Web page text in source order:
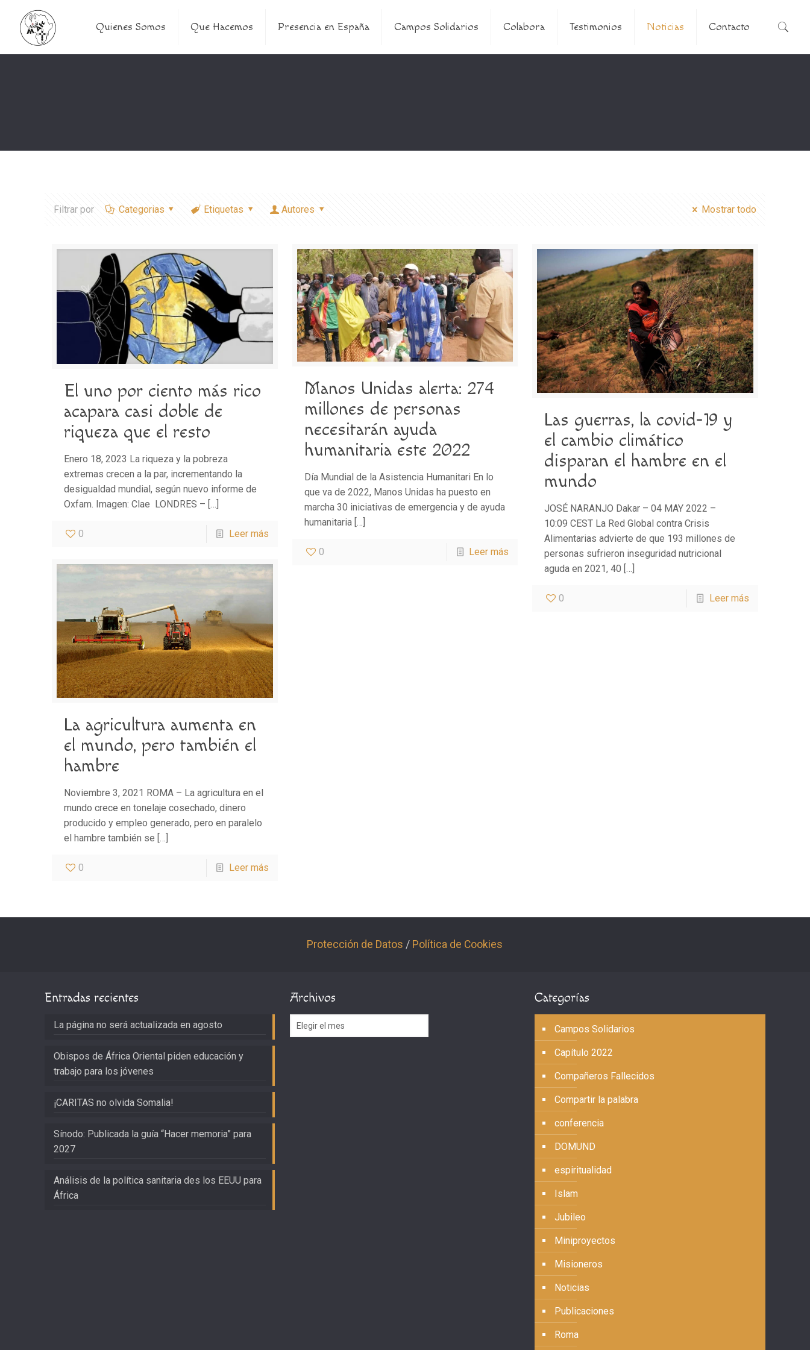
Quienes Somos Que Hacemos Presencia en España Campos Solidarios Colabora Testimonios Noticias Contacto
Filtrar por Categorias Etiquetas Autores Mostrar todo
El uno por ciento más rico
acapara casi doble de
riqueza que el resto
Enero 18, 2023 La riqueza y la pobreza
extremas crecen a la par, incrementando la
desigualdad mundial, según nuevo informe de
Oxfam. Imagen: Clae LONDRES – […]
0 Leer más
Manos Unidas alerta: 274
millones de personas
necesitarán ayuda
humanitaria este 2022
Día Mundial de la Asistencia Humanitari En lo
que va de 2022, Manos Unidas ha puesto en
marcha 30 iniciativas de emergencia y de ayuda
humanitaria[…]
0 Leer más
Las guerras, la covid-19 y
el cambio climático
disparan el hambre en el
mundo
JOSÉ NARANJO Dakar – 04 MAY 2022 –
10:09 CEST La Red Global contra Crisis
Alimentarias advierte de que 193 millones de
personas sufrieron inseguridad nutricional
aguda en 2021, 40 […]
0 Leer más
La agricultura aumenta en
el mundo, pero también el
hambre
Noviembre 3, 2021 ROMA – La agricultura en el
mundo crece en tonelaje cosechado, dinero
producido y empleo generado, pero en paralelo
el hambre también se […]
0 Leer más
Protección de Datos / Política de Cookies
Entradas recientes
La página no será actualizada en agosto
Obispos de África Oriental piden educación y
trabajo para los jóvenes
¡CARITAS no olvida Somalia!
Sínodo: Publicada la guía “Hacer memoria” para
2027
Análisis de la política sanitaria des los EEUU para
África
Archivos
Archivos
Categorías
Campos Solidarios
Capítulo 2022
Compañeros Fallecidos
Compartir la palabra
conferencia
DOMUND
espiritualidad
Islam
Jubileo
Miniproyectos
Misioneros
Noticias
Publicaciones
Roma